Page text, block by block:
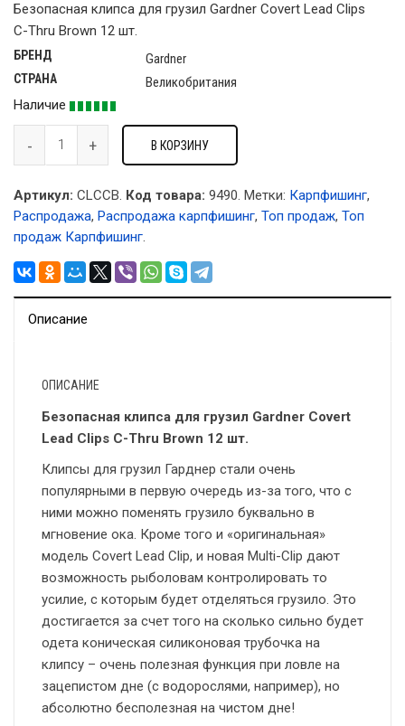
Безопасная клипса для грузил Gardner Covert Lead Clips
C-Thru Brown 12 шт.
БРЕНД Gardner
СТРАНА
Великобритания
Наличие
В КОРЗИНУ
Артикул: CLCCB. Код товара: 9490. Метки: Карпфишинг,
Распродажа, Распродажа карпфишинг, Топ продаж, Топ
продаж Карпфишинг.
Описание
ОПИСАНИЕ
Безопасная клипса для грузил Gardner Covert
Lead Clips C-Thru Brown 12 шт.
Клипсы для грузил Гарднер стали очень
популярными в первую очередь из-за того, что с
ними можно поменять грузило буквально в
мгновение ока. Кроме того и «оригинальная»
модель Covert Lead Clip, и новая Multi-Clip дают
возможность рыболовам контролировать то
усилие, с которым будет отделяться грузило. Это
достигается за счет того на сколько сильно будет
одета коническая силиконовая трубочка на
клипсу – очень полезная функция при ловле на
зацепистом дне (с водорослями, например), но
абсолютно бесполезная на чистом дне!